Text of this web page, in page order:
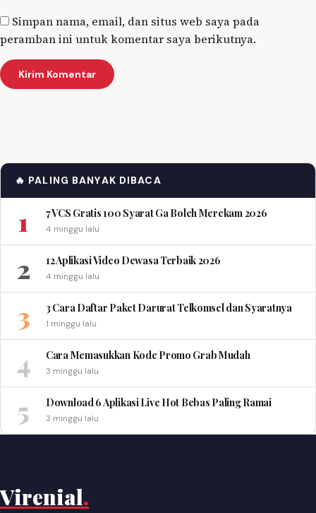
Simpan nama, email, dan situs web saya pada
peramban ini untuk komentar saya berikutnya.
🔥 PALING BANYAK DIBACA
1 7 VCS Gratis 100 Syarat Ga Boleh Merekam 2026
4 minggu lalu
2 12 Aplikasi Video Dewasa Terbaik 2026
4 minggu lalu
3 3 Cara Daftar Paket Darurat Telkomsel dan Syaratnya
1 minggu lalu
4 Cara Memasukkan Kode Promo Grab Mudah
3 minggu lalu
5 Download 6 Aplikasi Live Hot Bebas Paling Ramai
3 minggu lalu
Virenial.